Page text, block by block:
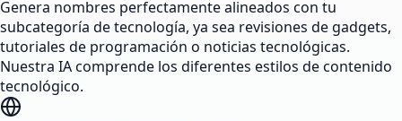
Genera nombres perfectamente alineados con tu
subcategoría de tecnología, ya sea revisiones de gadgets,
tutoriales de programación o noticias tecnológicas.
Nuestra IA comprende los diferentes estilos de contenido
tecnológico.